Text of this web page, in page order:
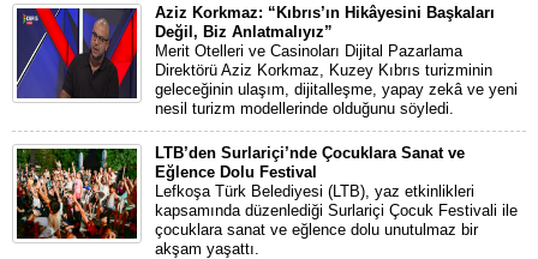
Aziz Korkmaz: “Kıbrıs’ın Hikâyesini Başkaları
Değil, Biz Anlatmalıyız”
Merit Otelleri ve Casinoları Dijital Pazarlama
Direktörü Aziz Korkmaz, Kuzey Kıbrıs turizminin
geleceğinin ulaşım, dijitalleşme, yapay zekâ ve yeni
nesil turizm modellerinde olduğunu söyledi.
LTB’den Surlariçi’nde Çocuklara Sanat ve
Eğlence Dolu Festival
Lefkoşa Türk Belediyesi (LTB), yaz etkinlikleri
kapsamında düzenlediği Surlariçi Çocuk Festivali ile
çocuklara sanat ve eğlence dolu unutulmaz bir
akşam yaşattı.